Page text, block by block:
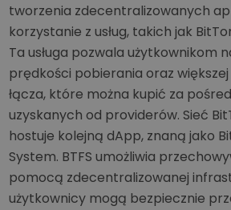
tworzenia zdecentralizowanych
korzystanie z usług, takich jak
Ta usługa pozwala użytkownikom
prędkości pobierania oraz
łącza, które można kupić za
uzyskanych od providerów. Sieć
hostuje kolejną dApp, znaną jako
System. BTFS umożliwia
pomocą zdecentralizowanej
użytkownicy mogą bezpiecznie